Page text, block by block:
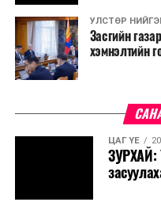
УЛСТӨР
Засгийн
хэмнэлтийн
ЦАГ ҮЕ
ЗУРХАЙ: